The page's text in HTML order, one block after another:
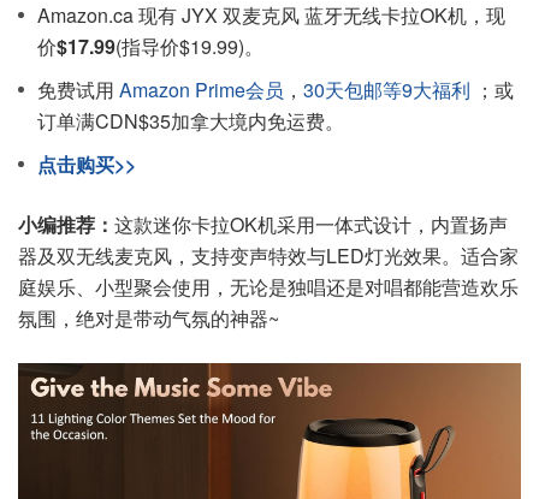
Amazon.ca 现有 JYX 双麦克风 蓝牙无线卡拉OK机，现
价$17.99(指导价$19.99)。
免费试用 Amazon Prime会员 ， 30天包邮等9大福利 ；或
订单满CDN$35加拿大境内免运费。
点击购买>>
小编推荐： 这款迷你卡拉OK机采用一体式设计，内置扬声
器及双无线麦克风，支持变声特效与LED灯光效果。适合家
庭娱乐、小型聚会使用，无论是独唱还是对唱都能营造欢乐
氛围，绝对是带动气氛的神器~